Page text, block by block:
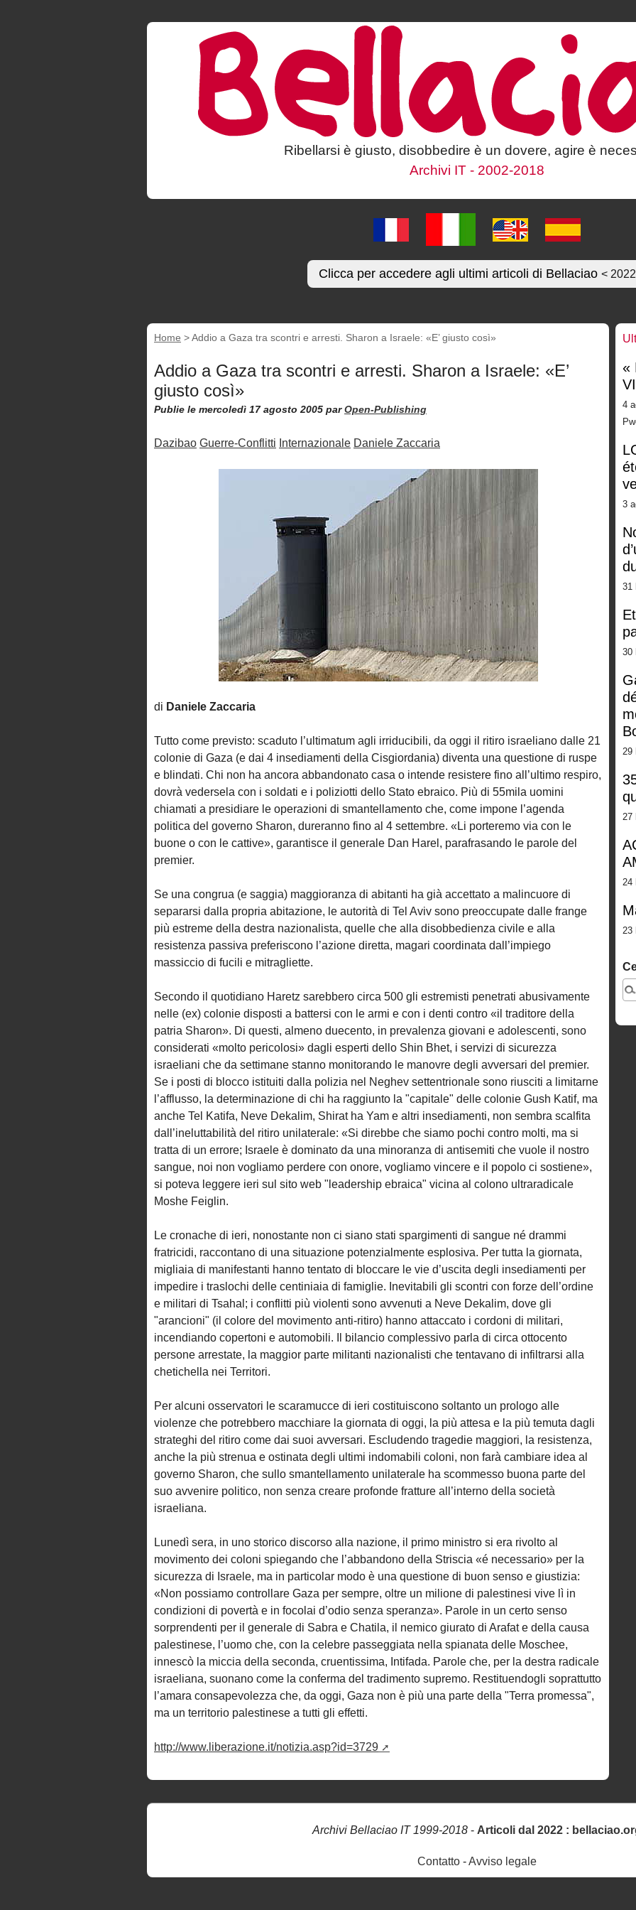
Ribellarsi è giusto, disobbedire è un dovere, agire è
Archivi IT - 2002-2018
Clicca per accedere agli ultimi articoli di Bellaciao < 2022
Home >Addio a Gaza tra scontri e arresti. Sharon a Israele: «E’ giusto così»
Addio a Gaza tra scontri e arresti. Sharon a Israele: «E’
giusto così»
Publie le mercoledì 17 agosto 2005 parOpen-Publishing
Dazibao Guerre-Conflitti Internazionale Daniele Zaccaria
di Daniele Zaccaria
Tutto come previsto: scaduto l’ultimatum agli irriducibili, da oggi il ritiro israeliano dalle 21
colonie di Gaza (e dai 4 insediamenti della Cisgiordania) diventa una questione di ruspe
e blindati. Chi non ha ancora abbandonato casa o intende resistere fino all’ultimo respiro,
dovrà vedersela con i soldati e i poliziotti dello Stato ebraico. Più di 55mila uomini
chiamati a presidiare le operazioni di smantellamento che, come impone l’agenda
politica del governo Sharon, dureranno fino al 4 settembre. «Li porteremo via con le
buone o con le cattive», garantisce il generale Dan Harel, parafrasando le parole del
premier.
Se una congrua (e saggia) maggioranza di abitanti ha già accettato a malincuore di
separarsi dalla propria abitazione, le autorità di Tel Aviv sono preoccupate dalle frange
più estreme della destra nazionalista, quelle che alla disobbedienza civile e alla
resistenza passiva preferiscono l’azione diretta, magari coordinata dall’impiego
massiccio di fucili e mitragliette.
Secondo il quotidiano Haretz sarebbero circa 500 gli estremisti penetrati abusivamente
nelle (ex) colonie disposti a battersi con le armi e con i denti contro «il traditore della
patria Sharon». Di questi, almeno duecento, in prevalenza giovani e adolescenti, sono
considerati «molto pericolosi» dagli esperti dello Shin Bhet, i servizi di sicurezza
israeliani che da settimane stanno monitorando le manovre degli avversari del premier.
Se i posti di blocco istituiti dalla polizia nel Neghev settentrionale sono riusciti a limitarne
l’afflusso, la determinazione di chi ha raggiunto la "capitale" delle colonie Gush Katif, ma
anche Tel Katifa, Neve Dekalim, Shirat ha Yam e altri insediamenti, non sembra scalfita
dall’ineluttabilità del ritiro unilaterale: «Si direbbe che siamo pochi contro molti, ma si
tratta di un errore; Israele è dominato da una minoranza di antisemiti che vuole il nostro
sangue, noi non vogliamo perdere con onore, vogliamo vincere e il popolo ci sostiene»,
si poteva leggere ieri sul sito web "leadership ebraica" vicina al colono ultraradicale
Moshe Feiglin.
Le cronache di ieri, nonostante non ci siano stati spargimenti di sangue né drammi
fratricidi, raccontano di una situazione potenzialmente esplosiva. Per tutta la giornata,
migliaia di manifestanti hanno tentato di bloccare le vie d’uscita degli insediamenti per
impedire i traslochi delle centiniaia di famiglie. Inevitabili gli scontri con forze dell’ordine
e militari di Tsahal; i conflitti più violenti sono avvenuti a Neve Dekalim, dove gli
"arancioni" (il colore del movimento anti-ritiro) hanno attaccato i cordoni di militari,
incendiando copertoni e automobili. Il bilancio complessivo parla di circa ottocento
persone arrestate, la maggior parte militanti nazionalisti che tentavano di infiltrarsi alla
chetichella nei Territori.
Per alcuni osservatori le scaramucce di ieri costituiscono soltanto un prologo alle
violenze che potrebbero macchiare la giornata di oggi, la più attesa e la più temuta dagli
strateghi del ritiro come dai suoi avversari. Escludendo tragedie maggiori, la resistenza,
anche la più strenua e ostinata degli ultimi indomabili coloni, non farà cambiare idea al
governo Sharon, che sullo smantellamento unilaterale ha scommesso buona parte del
suo avvenire politico, non senza creare profonde fratture all’interno della società
israeliana.
Lunedì sera, in uno storico discorso alla nazione, il primo ministro si era rivolto al
movimento dei coloni spiegando che l’abbandono della Striscia «é necessario» per la
sicurezza di Israele, ma in particolar modo è una questione di buon senso e giustizia:
«Non possiamo controllare Gaza per sempre, oltre un milione di palestinesi vive lì in
condizioni di povertà e in focolai d’odio senza speranza». Parole in un certo senso
sorprendenti per il generale di Sabra e Chatila, il nemico giurato di Arafat e della causa
palestinese, l’uomo che, con la celebre passeggiata nella spianata delle Moschee,
innescò la miccia della seconda, cruentissima, Intifada. Parole che, per la destra radicale
israeliana, suonano come la conferma del tradimento supremo. Restituendogli soprattutto
l’amara consapevolezza che, da oggi, Gaza non è più una parte della "Terra promessa",
ma un territorio palestinese a tutti gli effetti.
http://www.liberazione.it/notizia.asp?id=3729
«
4
3
31
30
29
27
24
23
Archivi Bellaciao IT 1999-2018 - Articoli dal 2022 :
Contatto -Avviso legale